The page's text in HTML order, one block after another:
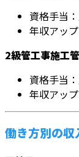
資格手当
年収アッ
2級管工事施工
資格手当
年収アッ
働き方別の収